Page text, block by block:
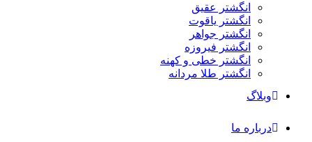
انگشتر عقیق
انگشتر یاقوت
انگشتر جواهر
انگشتر فیروزه
انگشتر خطی و کهنه
انگشتر طلا مردانه
وبلاگ
درباره ما